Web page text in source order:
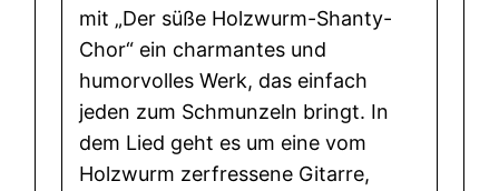
mit „Der süße Holzwurm-Shanty-
Chor“ ein charmantes und
humorvolles Werk, das einfach
jeden zum Schmunzeln bringt. In
dem Lied geht es um eine vom
Holzwurm zerfressene Gitarre,